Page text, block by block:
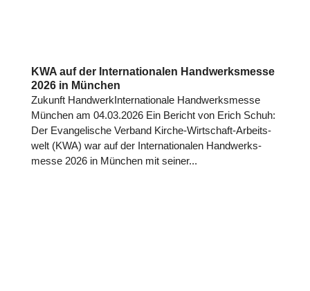
KWA auf der Internationalen Handwerksmesse
2026 in München
Zukunft Hand­werk­In­ter­na­tio­nale Hand­werks­messe
München am 04.03.2026 Ein Bericht von Erich Schuh:
Der Evan­ge­li­sche Verband Kirche-Wirt­schaft-Arbeits­
welt (KWA) war auf der Inter­na­tio­na­len Hand­werks­
messe 2026 in München mit seiner...